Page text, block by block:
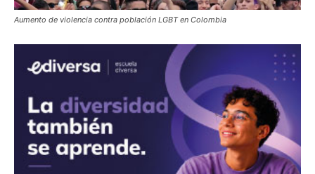
Aumento de violencia contra población LGBT en Colombia